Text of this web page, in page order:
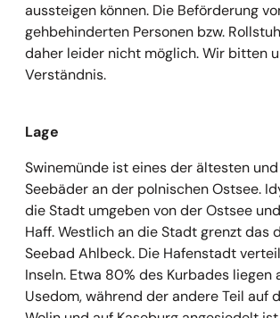
aussteigen können. Die Beförderung
gehbehinderten Personen bzw.
daher leider nicht möglich. Wir bitten
Verständnis.
Lage
Swinemünde ist eines der ältesten
Seebäder an der polnischen Ostsee.
die Stadt umgeben von der Ostsee
Haff. Westlich an die Stadt grenzt das
Seebad Ahlbeck. Die Hafenstadt
Inseln. Etwa 80% des Kurbades liegen
Usedom, während der andere Teil auf